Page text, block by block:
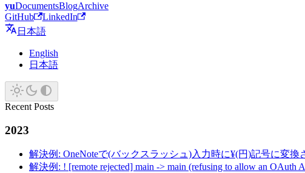
yuDocumentsBlogArchive
GitHub
LinkedIn
日本語
English
日本語
Recent Posts
2023
解決例: OneNoteで(バックスラッシュ)入力時に¥(円)記号に変換
解決例: ! [remote rejected] main -> main (refusing to allow an